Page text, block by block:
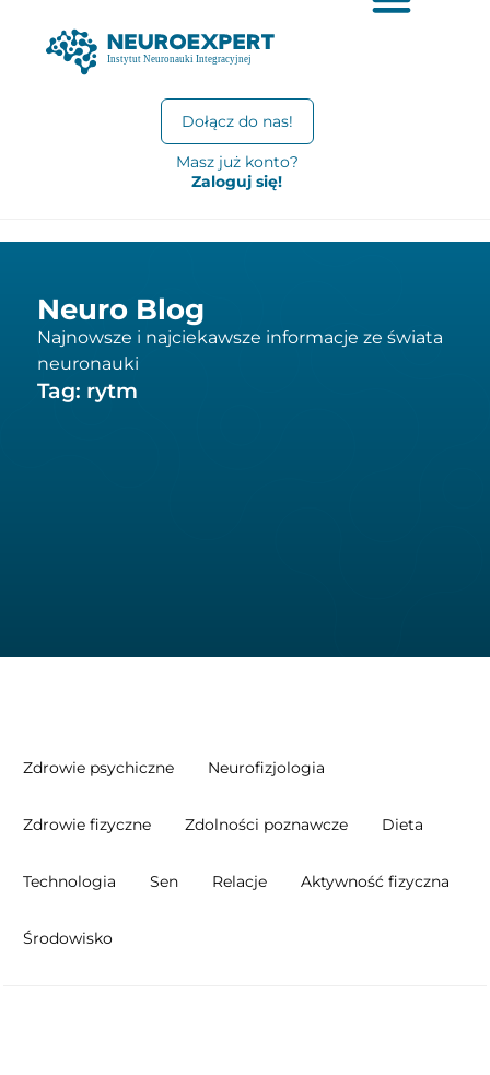
Dołącz do nas!
Masz już konto?
Zaloguj się!
Neuro Blog
Najnowsze i najciekawsze informacje ze świata
neuronauki
Tag: rytm
Zdrowie psychiczne Neurofizjologia
Zdrowie fizyczne Zdolności poznawcze Dieta
Technologia Sen Relacje Aktywność fizyczna
Środowisko